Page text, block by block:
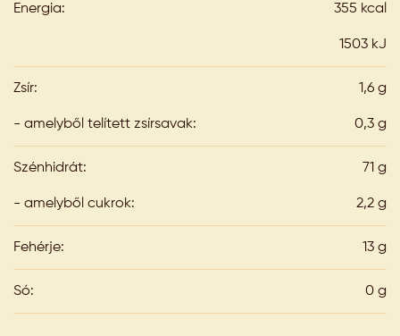
Energia: 355 kcal
1503 kJ
Zsír: 1,6 g
- amelyből telített zsírsavak: 0,3 g
Szénhidrát: 71 g
- amelyből cukrok: 2,2 g
Fehérje: 13 g
Só: 0 g